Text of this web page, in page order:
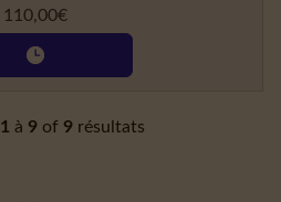
110,00€
1 à 9of 9résultats